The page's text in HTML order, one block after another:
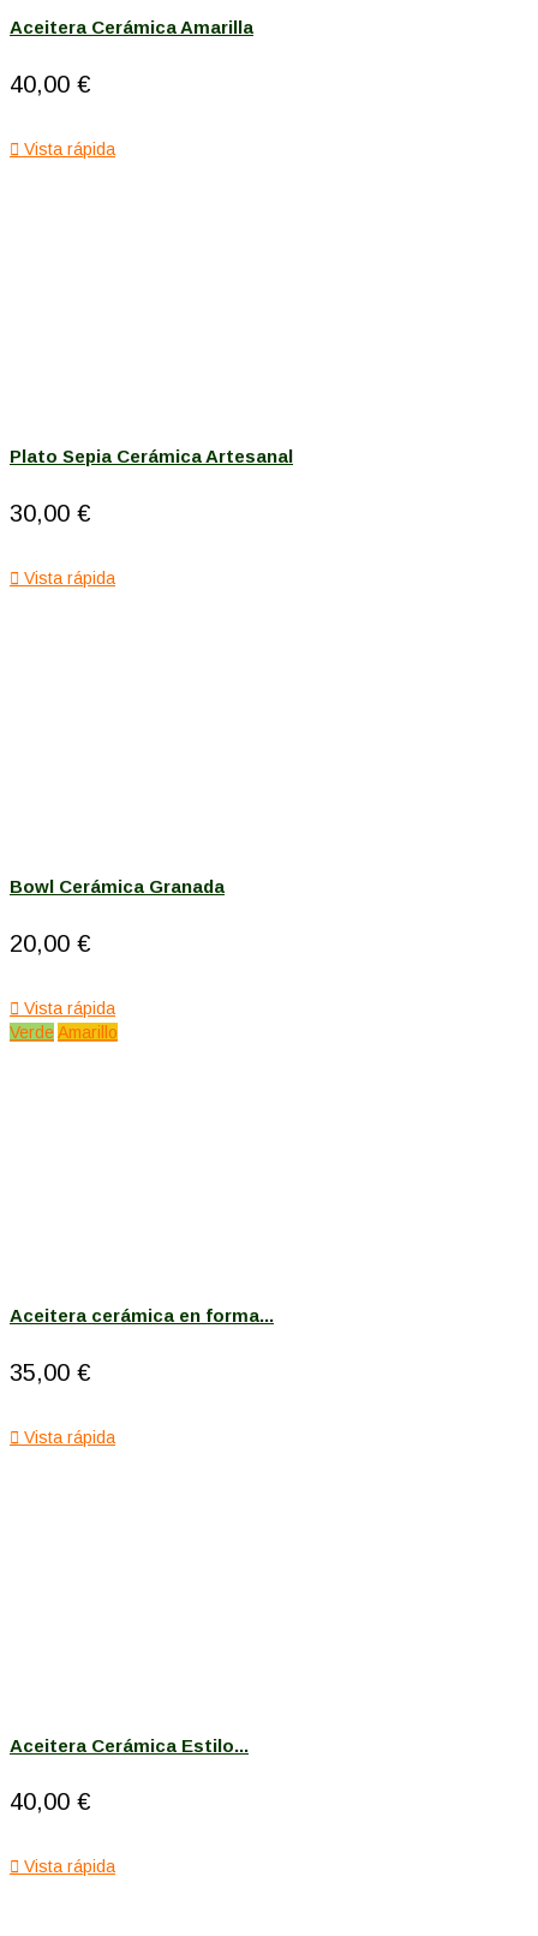
Aceitera Cerámica Amarilla
40,00 €
 Vista rápida
Plato Sepia Cerámica Artesanal
30,00 €
 Vista rápida
Bowl Cerámica Granada
20,00 €
 Vista rápida
Verde Amarillo
Aceitera cerámica en forma...
35,00 €
 Vista rápida
Aceitera Cerámica Estilo...
40,00 €
 Vista rápida